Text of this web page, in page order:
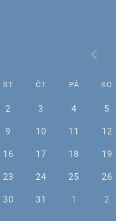
ST ČT PÁ SO
2 3 4 5
9 10 11 12
16 17 18 19
23 24 25 26
30 31 1 2